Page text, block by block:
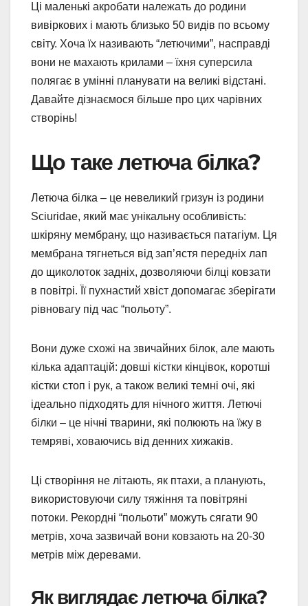
Ці маленькі акробати належать до родини
вивіркових і мають близько 50 видів по всьому
світу. Хоча їх називають “летючими”, насправді
вони не махають крилами – їхня суперсила
полягає в умінні планувати на великі відстані.
Давайте дізнаємося більше про цих чарівних
створінь!
Що таке летюча білка?
Летюча білка – це невеликий гризун із родини
Sciuridae, який має унікальну особливість:
шкіряну мембрану, що називається патагіум. Ця
мембрана тягнеться від зап’ястя передніх лап
до щиколоток задніх, дозволяючи білці ковзати
в повітрі. Її пухнастий хвіст допомагає зберігати
рівновагу під час “польоту”.
Вони дуже схожі на звичайних білок, але мають
кілька адаптацій: довші кістки кінцівок, коротші
кістки стоп і рук, а також великі темні очі, які
ідеально підходять для нічного життя. Летючі
білки – це нічні тварини, які полюють на їжу в
темряві, ховаючись від денних хижаків.
Ці створіння не літають, як птахи, а планують,
використовуючи силу тяжіння та повітряні
потоки. Рекордні “польоти” можуть сягати 90
метрів, хоча зазвичай вони ковзають на 20-30
метрів між деревами.
Як виглядає летюча білка?